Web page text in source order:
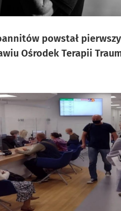
powstał
Ośrodek Terapii